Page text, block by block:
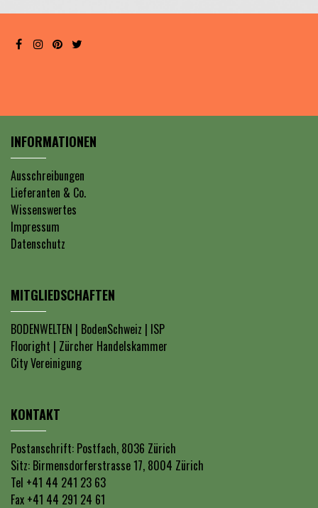
INFORMATIONEN
Ausschreibungen
Lieferanten & Co.
Wissenswertes
Impressum
Datenschutz
MITGLIEDSCHAFTEN
BODENWELTEN | BodenSchweiz | ISP
Flooright | Zürcher Handelskammer
City Vereinigung
KONTAKT
Postanschrift: Postfach, 8036 Zürich
Sitz: Birmensdorferstrasse 17, 8004 Zürich
Tel +41 44 241 23 63
Fax +41 44 291 24 61